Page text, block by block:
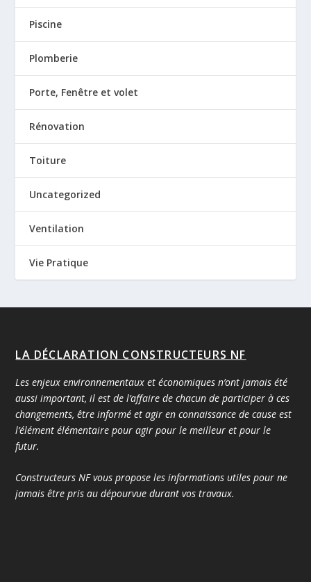
Piscine
Plomberie
Porte, Fenêtre et volet
Rénovation
Toiture
Uncategorized
Ventilation
Vie Pratique
LA DÉCLARATION CONSTRUCTEURS NF
Les enjeux environnementaux et économiques n’ont jamais été
aussi important, il est de l’affaire de chacun de participer à ces
changements, être informé et agir en connaissance de cause est
l’élément élémentaire pour agir pour le meilleur et pour le
futur.
Constructeurs NF vous propose les informations utiles pour ne
jamais être pris au dépourvue durant vos travaux.